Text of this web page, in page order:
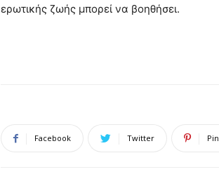
ερωτικής ζωής μπορεί να βοηθήσει.
Facebook Twitter